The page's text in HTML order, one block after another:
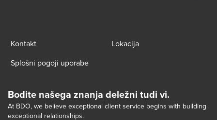
Kontakt
Lokacija
Splošni pogoji uporabe
Bodite našega znanja deležni tudi vi.
At BDO, we believe exceptional client service begins with building
exceptional relationships.